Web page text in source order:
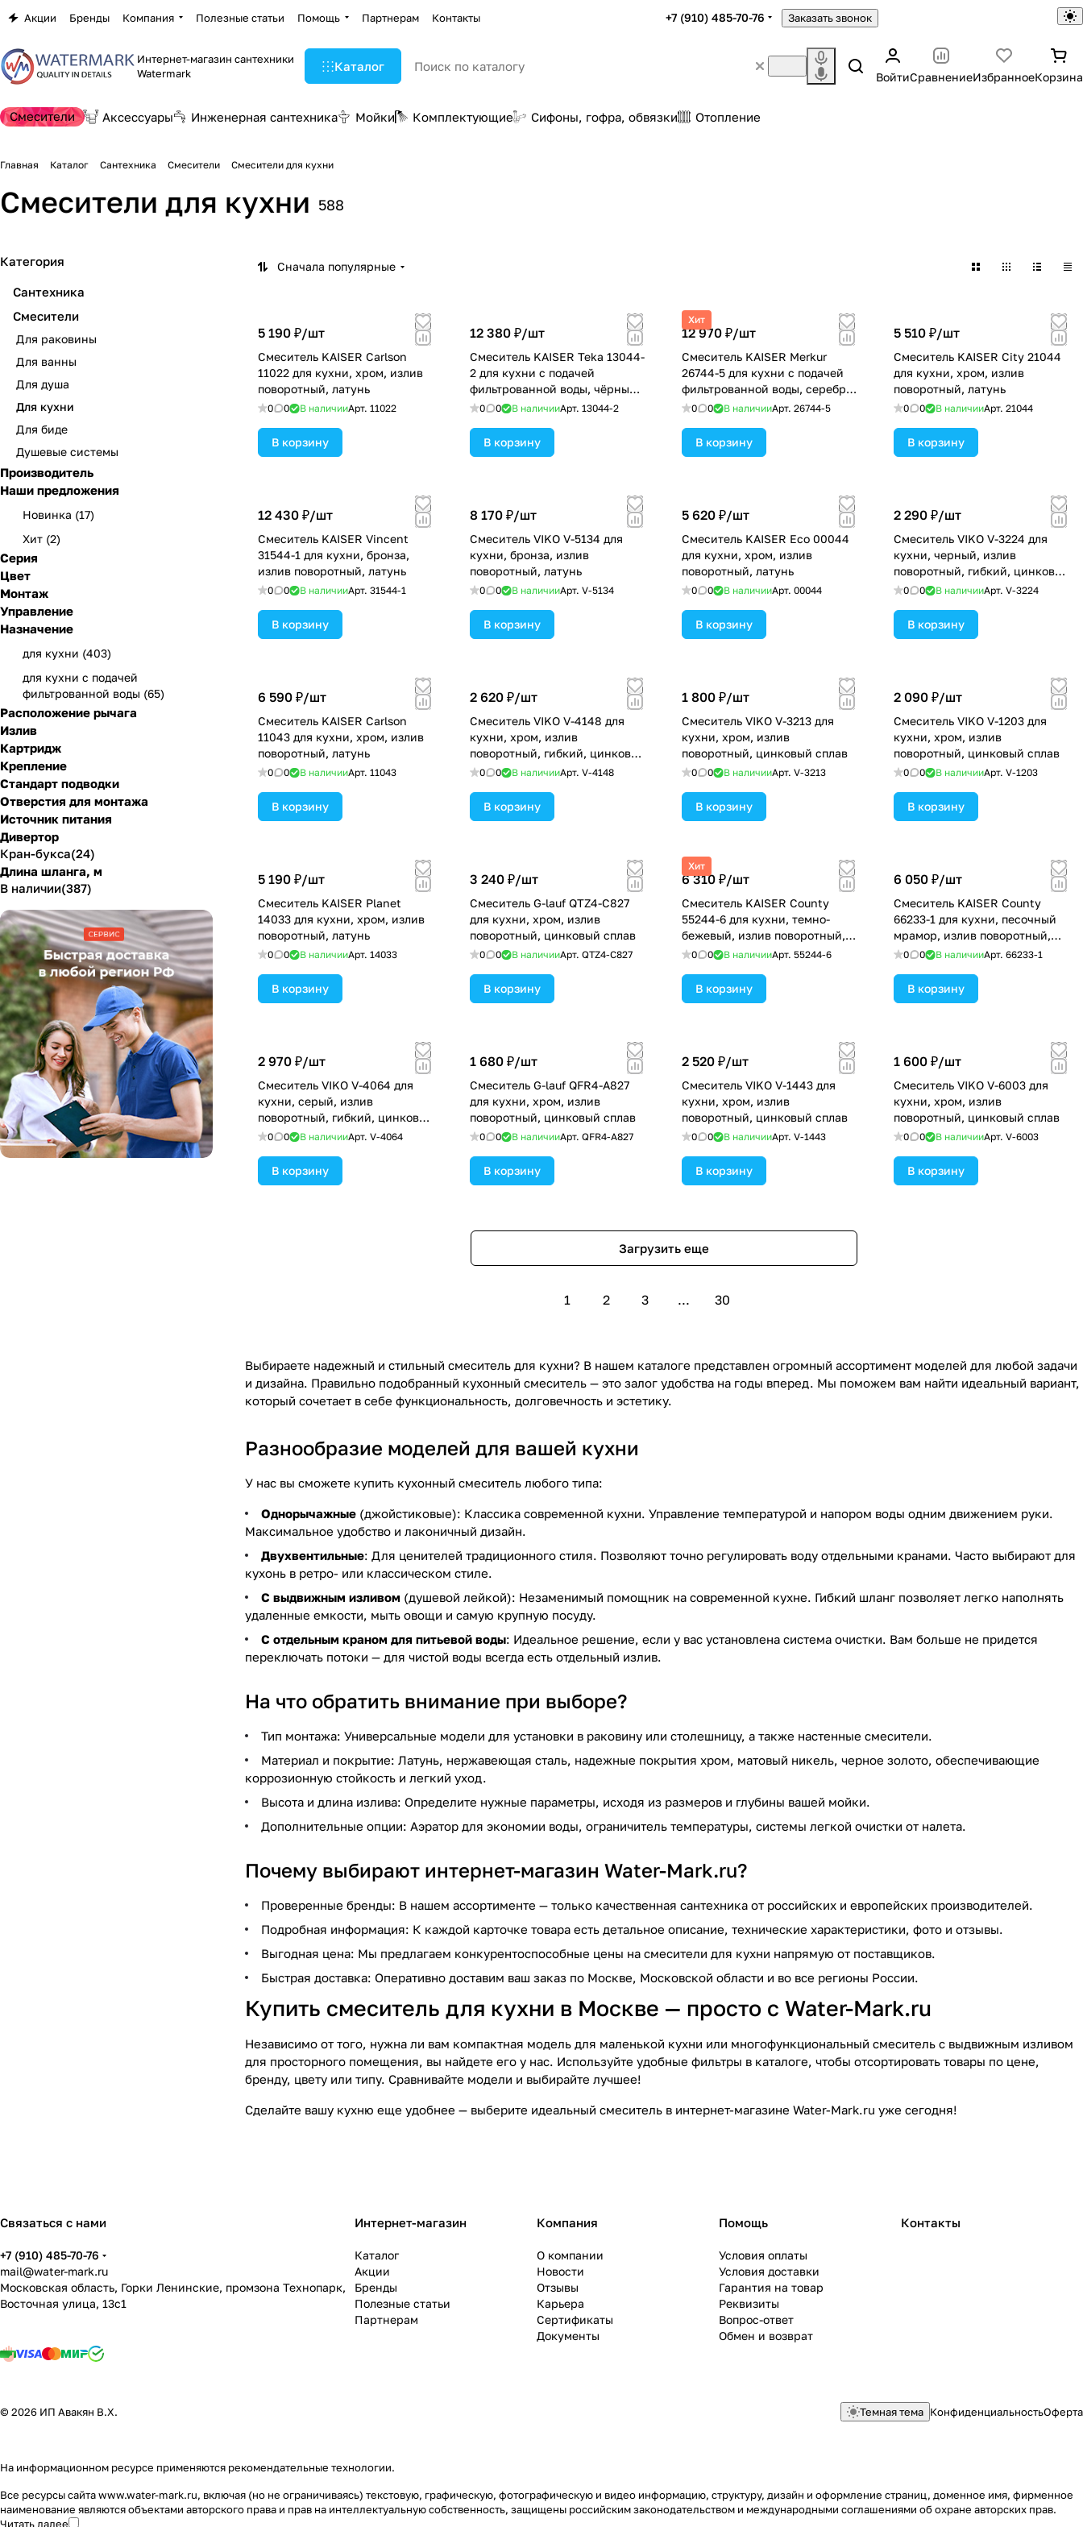
Акции Бренды Компания Полезные статьи Помощь Партнерам Контакты +7 (910) 485-70-76 Заказать звонок
Интернет-магазин сантехники
Watermark
Каталог
ВойтиСравнениеИзбранноеКорзина
Смесители Аксессуары Инженерная сантехника Мойки Комплектующие Сифоны, гофра, обвязки Отопление
Главная Каталог Сантехника Смесители Смесители для кухни
Смесители для кухни 588
Сначала популярные
5 190 ₽/шт
Смеситель KAISER Carlson
11022 для кухни, хром, излив
поворотный, латунь
0 0 В наличииАрт. 11022
В корзину
12 380 ₽/шт
Смеситель KAISER Teka 13044-
2 для кухни с подачей
фильтрованной воды, чёрный
мрамор, излив поворотны
0 0 В наличииАрт. 13044-2
В корзину
Хит
12 970 ₽/шт
Смеситель KAISER Merkur
26744-5 для кухни с подачей
фильтрованной воды, серебро,
излив поворотный, л
0 0 В наличииАрт. 26744-5
В корзину
5 510 ₽/шт
Смеситель KAISER City 21044
для кухни, хром, излив
поворотный, латунь
0 0 В наличииАрт. 21044
В корзину
12 430 ₽/шт
Смеситель KAISER Vincent
31544-1 для кухни, бронза,
излив поворотный, латунь
0 0 В наличииАрт. 31544-1
В корзину
8 170 ₽/шт
Смеситель VIKO V-5134 для
кухни, бронза, излив
поворотный, латунь
0 0 В наличииАрт. V-5134
В корзину
5 620 ₽/шт
Смеситель KAISER Eco 00044
для кухни, хром, излив
поворотный, латунь
0 0 В наличииАрт. 00044
В корзину
2 290 ₽/шт
Смеситель VIKO V-3224 для
кухни, черный, излив
поворотный, гибкий, цинковый
сплав
0 0 В наличииАрт. V-3224
В корзину
6 590 ₽/шт
Смеситель KAISER Carlson
11043 для кухни, хром, излив
поворотный, латунь
0 0 В наличииАрт. 11043
В корзину
2 620 ₽/шт
Смеситель VIKO V-4148 для
кухни, хром, излив
поворотный, гибкий, цинковый
сплав
0 0 В наличииАрт. V-4148
В корзину
1 800 ₽/шт
Смеситель VIKO V-3213 для
кухни, хром, излив
поворотный, цинковый сплав
0 0 В наличииАрт. V-3213
В корзину
2 090 ₽/шт
Смеситель VIKO V-1203 для
кухни, хром, излив
поворотный, цинковый сплав
0 0 В наличииАрт. V-1203
В корзину
5 190 ₽/шт
Смеситель KAISER Planet
14033 для кухни, хром, излив
поворотный, латунь
0 0 В наличииАрт. 14033
В корзину
3 240 ₽/шт
Смеситель G-lauf QTZ4-C827
для кухни, хром, излив
поворотный, цинковый сплав
0 0 В наличииАрт. QTZ4-C827
В корзину
Хит
6 310 ₽/шт
Смеситель KAISER County
55244-6 для кухни, темно-
бежевый, излив поворотный,
латунь
0 0 В наличииАрт. 55244-6
В корзину
6 050 ₽/шт
Смеситель KAISER County
66233-1 для кухни, песочный
мрамор, излив поворотный,
латунь
0 0 В наличииАрт. 66233-1
В корзину
2 970 ₽/шт
Смеситель VIKO V-4064 для
кухни, серый, излив
поворотный, гибкий, цинковый
сплав
0 0 В наличииАрт. V-4064
В корзину
1 680 ₽/шт
Смеситель G-lauf QFR4-A827
для кухни, хром, излив
поворотный, цинковый сплав
0 0 В наличииАрт. QFR4-A827
В корзину
2 520 ₽/шт
Смеситель VIKO V-1443 для
кухни, хром, излив
поворотный, цинковый сплав
0 0 В наличииАрт. V-1443
В корзину
1 600 ₽/шт
Смеситель VIKO V-6003 для
кухни, хром, излив
поворотный, цинковый сплав
0 0 В наличииАрт. V-6003
В корзину
Загрузить еще
1 2 3 ... 30
Выбираете надежный и стильный смеситель для кухни? В нашем каталоге представлен огромный ассортимент моделей для любой задачи
и дизайна. Правильно подобранный кухонный смеситель — это залог удобства на годы вперед. Мы поможем вам найти идеальный вариант,
который сочетает в себе функциональность, долговечность и эстетику.
Разнообразие моделей для вашей кухни
У нас вы сможете купить кухонный смеситель любого типа:
Однорычажные (джойстиковые): Классика современной кухни. Управление температурой и напором воды одним движением руки.
Максимальное удобство и лаконичный дизайн.
Двухвентильные: Для ценителей традиционного стиля. Позволяют точно регулировать воду отдельными кранами. Часто выбирают для
кухонь в ретро- или классическом стиле.
С выдвижным изливом (душевой лейкой): Незаменимый помощник на современной кухне. Гибкий шланг позволяет легко наполнять
удаленные емкости, мыть овощи и самую крупную посуду.
С отдельным краном для питьевой воды: Идеальное решение, если у вас установлена система очистки. Вам больше не придется
переключать потоки — для чистой воды всегда есть отдельный излив.
На что обратить внимание при выборе?
Тип монтажа: Универсальные модели для установки в раковину или столешницу, а также настенные смесители.
Материал и покрытие: Латунь, нержавеющая сталь, надежные покрытия хром, матовый никель, черное золото, обеспечивающие
коррозионную стойкость и легкий уход.
Высота и длина излива: Определите нужные параметры, исходя из размеров и глубины вашей мойки.
Дополнительные опции: Аэратор для экономии воды, ограничитель температуры, системы легкой очистки от налета.
Почему выбирают интернет-магазин Water-Mark.ru?
Проверенные бренды: В нашем ассортименте — только качественная сантехника от российских и европейских производителей.
Подробная информация: К каждой карточке товара есть детальное описание, технические характеристики, фото и отзывы.
Выгодная цена: Мы предлагаем конкурентоспособные цены на смесители для кухни напрямую от поставщиков.
Быстрая доставка: Оперативно доставим ваш заказ по Москве, Московской области и во все регионы России.
Купить смеситель для кухни в Москве — просто с Water-Mark.ru
Независимо от того, нужна ли вам компактная модель для маленькой кухни или многофункциональный смеситель с выдвижным изливом
для просторного помещения, вы найдете его у нас. Используйте удобные фильтры в каталоге, чтобы отсортировать товары по цене,
бренду, цвету или типу. Сравнивайте модели и выбирайте лучшее!
Сделайте вашу кухню еще удобнее — выберите идеальный смеситель в интернет-магазине Water-Mark.ru уже сегодня!
Категория
Сантехника
Смесители
Для раковины
Для ванны
Для душа
Для кухни
Для биде
Душевые системы
Производитель
Наши предложения
Новинка (17)
Хит (2)
Серия
Цвет
Монтаж
Управление
Назначение
для кухни (403)
для кухни с подачей
фильтрованной воды (65)
Расположение рычага
Излив
Картридж
Крепление
Стандарт подводки
Отверстия для монтажа
Источник питания
Дивертор
Кран-букса(24)
Длина шланга, м
В наличии(387)
Связаться с нами
+7 (910) 485-70-76
mail@water-mark.ru
Московская область, Горки Ленинские, промзона Технопарк,
Восточная улица, 13с1
Интернет-магазин
Каталог
Акции
Бренды
Полезные статьи
Партнерам
Компания
О компании
Новости
Отзывы
Карьера
Сертификаты
Документы
Помощь
Условия оплаты
Условия доставки
Гарантия на товар
Реквизиты
Вопрос-ответ
Обмен и возврат
Контакты
© 2026 ИП Авакян В.Х. Темная тема КонфиденциальностьОферта
На информационном ресурсе применяются рекомендательные технологии.
Все ресурсы сайта www.water-mark.ru, включая (но не ограничиваясь) текстовую, графическую, фотографическую и видео информацию, структуру, дизайн и оформление страниц, доменное имя, фирменное
наименование являются объектами авторского права и прав на интеллектуальную собственность, защищены российским законодательством и международными соглашениями об охране авторских прав.
Читать далее